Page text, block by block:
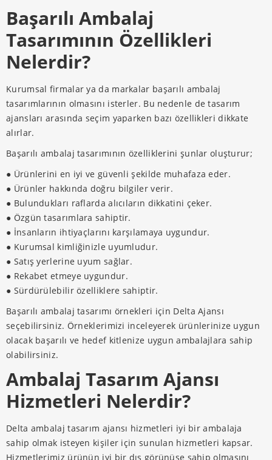
Başarılı Ambalaj
Tasarımının Özellikleri
Nelerdir?
Kurumsal firmalar ya da markalar başarılı ambalaj
tasarımlarının olmasını isterler. Bu nedenle de tasarım
ajansları arasında seçim yaparken bazı özellikleri dikkate
alırlar.
Başarılı ambalaj tasarımının özelliklerini şunlar oluşturur;
● Ürünlerini en iyi ve güvenli şekilde muhafaza eder.
● Ürünler hakkında doğru bilgiler verir.
● Bulundukları raflarda alıcıların dikkatini çeker.
● Özgün tasarımlara sahiptir.
● İnsanların ihtiyaçlarını karşılamaya uygundur.
● Kurumsal kimliğinizle uyumludur.
● Satış yerlerine uyum sağlar.
● Rekabet etmeye uygundur.
● Sürdürülebilir özelliklere sahiptir.
Başarılı ambalaj tasarımı örnekleri için Delta Ajansı
seçebilirsiniz. Örneklerimizi inceleyerek ürünlerinize uygun
olacak başarılı ve hedef kitlenize uygun ambalajlara sahip
olabilirsiniz.
Ambalaj Tasarım Ajansı
Hizmetleri Nelerdir?
Delta ambalaj tasarım ajansı hizmetleri iyi bir ambalaja
sahip olmak isteyen kişiler için sunulan hizmetleri kapsar.
Hizmetlerimiz ürünün iyi bir dış görünüşe sahip olmasını